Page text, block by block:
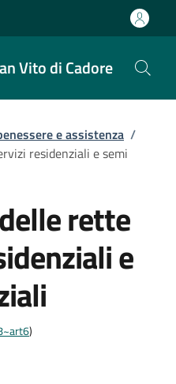
Vito di Cadore
e assistenza /
residenziali e semi
rette
e
)